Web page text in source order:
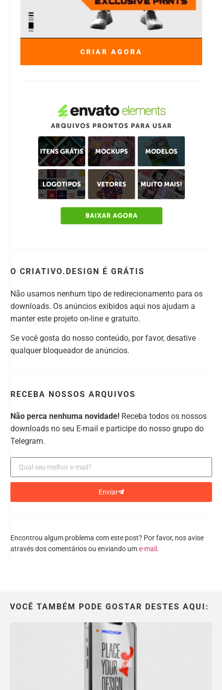
CRIAR AGORA
O CRIATIVO.DESIGN É GRÁTIS
Não usamos nenhum tipo de redirecionamento para os
downloads. Os anúncios exibidos aqui nos ajudam a
manter este projeto on-line e gratuito.
Se você gosta do nosso conteúdo, por favor, desative
qualquer bloqueador de anúncios.
RECEBA NOSSOS ARQUIVOS
Não perca nenhuma novidade! Receba todos os nossos
downloads no seu E-mail e participe do nosso grupo do
Telegram.
Enviar
Encontrou algum problema com este post? Por favor, nos avise
através dos comentários ou enviando ume-mail .
VOCÊ TAMBÉM PODE GOSTAR DESTES AQUI: